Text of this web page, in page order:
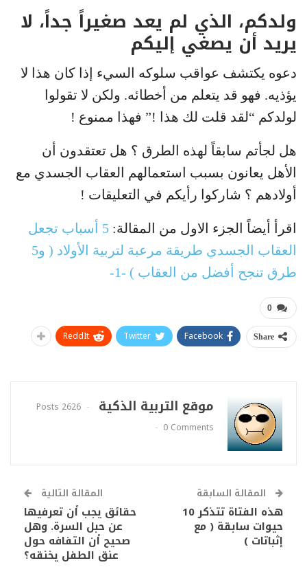
ولدكم، الذي لم يعد صغيراً جداً، لا
يريد أن يصغي إليكم
دعوه يكتشف عواقب سلوكه السيء إذا كان هذا لا
يؤذيه. فهو قد يتعلم من أخطائه. ولكن لا تقولوا
لولدكم “لقد قلت لك هذا !” فهذا ممنوع !
هل لجأتم سابقاً لهذه الطرق ؟ هل تعتقدون أن
الأهل يعانون بسبب استعمالهم العقاب الجسدي مع
أولادهم ؟ شاركوا رأيكم في التعليقات !
اقرأ أيضاً الجزء الاول من المقالة:
5 أسباب تجعل
العقاب الجسدي طريقة مرعبة لتربية الأولاد ( و5
طرق تنجح أفضل من العقاب ) -1-
0
Share
Facebook
Twitter
ReddIt
موقع التربية الذكية
2626 Posts
0 Comments
المقالة السابقة
هذه الفتاة تتذكر 10
حيوات سابقة ( مع
إثباتات )
المقالة التالية
حقائق يجب أن تعرفيها
عن حبل السرة. وهل
صحيح أن التفافه حول
عنق الطفل يخنقه؟